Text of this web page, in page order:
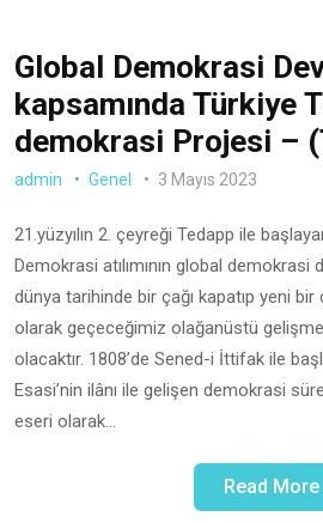
Global Demokrasi
kapsamında Türkiye
demokrasi Projesi –
admin Genel 3 Mayıs 2023
21.yüzyılın 2. çeyreği Tedapp ile
Demokrasi atılımının global
dünya tarihinde bir çağı kapatıp yeni bir
olarak geçeceğimiz olağanüstü
olacaktır. 1808’de Sened-i İttifak ile
Esasi’nin ilânı ile gelişen demokrasi
eseri olarak…
Read More